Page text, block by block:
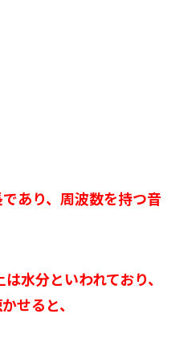
あり、周波数を持つ音
水分といわれており、
せると、